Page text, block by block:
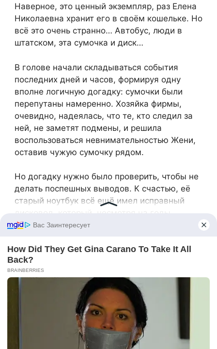
Наверное, это ценный экземпляр, раз Елена
Николаевна хранит его в своём кошельке. Но
всё это очень странно… Автобус, люди в
штатском, эта сумочка и диск…
В голове начали складываться события
последних дней и часов, формируя одну
вполне логичную догадку: сумочки были
перепутаны намеренно. Хозяйка фирмы,
очевидно, надеялась, что те, кто следил за
ней, не заметят подмены, и решила
воспользоваться невнимательностью Жени,
оставив чужую сумочку рядом.
Но догадку нужно было проверить, чтобы не
делать поспешных выводов. К счастью, её
старый ноутбук всё ещё имел исправный
службы, продолжал работать без нареканий.
она запустила устройство, открыла лоток и
аккуратно поместила маленький диск в
углубление. Затем замерла, ожидая
результатов на экране.
Старый аппарат зажужжал, завертелся,
словно пробуждаясь после долгой спячки. И
вскоре вместо ожидаемого списка треков
известного исполнителя на экране